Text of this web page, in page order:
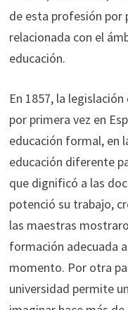
de esta profesión por
relacionada con el
educación.
En 1857, la
por primera vez en
educación formal, en
educación diferente
que dignificó a las
potenció su trabajo,
las maestras
formación adecuada
momento. Por otra
universidad permite